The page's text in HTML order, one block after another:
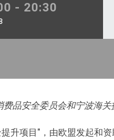
- 20:30
费品安全委员会和宁波海
升项目"，由欧盟发起和